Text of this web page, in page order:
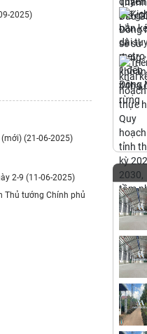
2025)
(21-06-2025)
2-9 (11-06-2025)
Thủ tướng Chính phủ